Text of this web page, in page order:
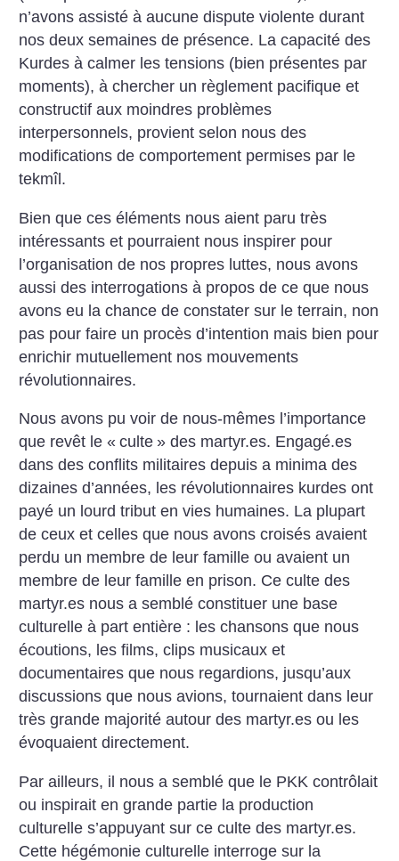
n’avons assisté à aucune dispute violente durant
nos deux semaines de présence. La capacité des
Kurdes à calmer les tensions (bien présentes par
moments), à chercher un règlement pacifique et
constructif aux moindres problèmes
interpersonnels, provient selon nous des
modifications de comportement permises par le
tekmîl.
Bien que ces éléments nous aient paru très
intéressants et pourraient nous inspirer pour
l’organisation de nos propres luttes, nous avons
aussi des interrogations à propos de ce que nous
avons eu la chance de constater sur le terrain, non
pas pour faire un procès d’intention mais bien pour
enrichir mutuellement nos mouvements
révolutionnaires.
Nous avons pu voir de nous-mêmes l’importance
que revêt le « culte » des martyr.es. Engagé.es
dans des conflits militaires depuis a minima des
dizaines d’années, les révolutionnaires kurdes ont
payé un lourd tribut en vies humaines. La plupart
de ceux et celles que nous avons croisés avaient
perdu un membre de leur famille ou avaient un
membre de leur famille en prison. Ce culte des
martyr.es nous a semblé constituer une base
culturelle à part entière : les chansons que nous
écoutions, les films, clips musicaux et
documentaires que nous regardions, jusqu’aux
discussions que nous avions, tournaient dans leur
très grande majorité autour des martyr.es ou les
évoquaient directement.
Par ailleurs, il nous a semblé que le PKK contrôlait
ou inspirait en grande partie la production
culturelle s’appuyant sur ce culte des martyr.es.
Cette hégémonie culturelle interroge sur la